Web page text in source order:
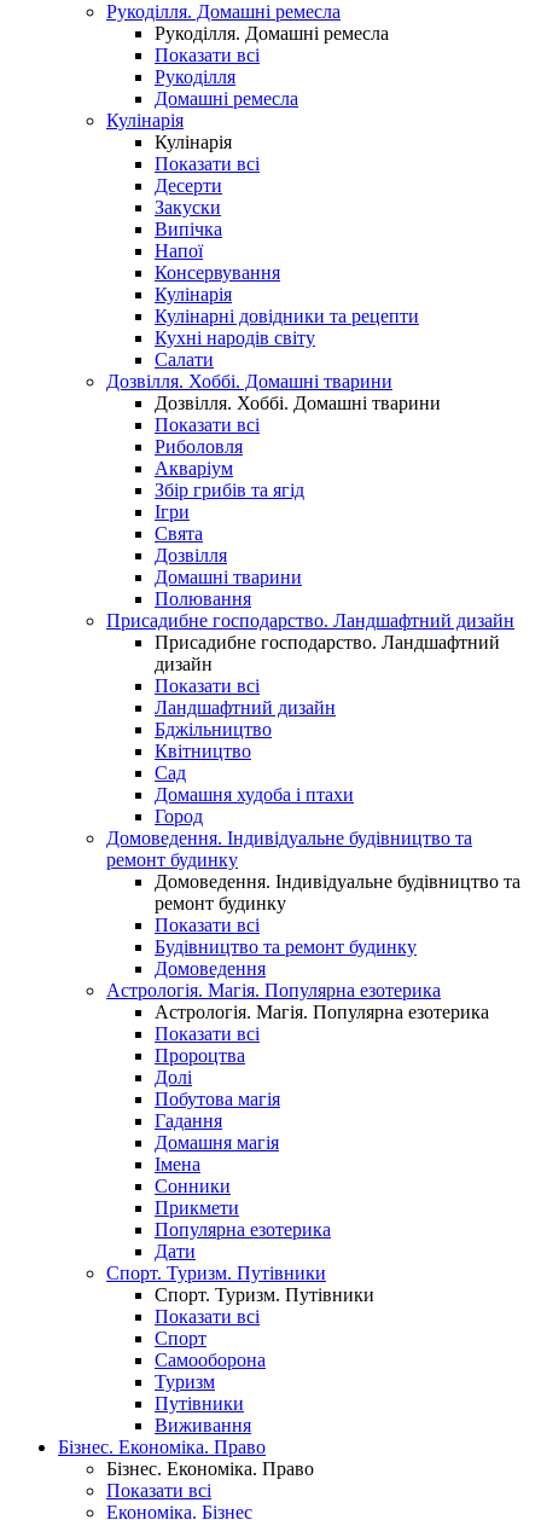
Рукоділля. Домашні ремесла
Рукоділля. Домашні ремесла
Показати всі
Рукоділля
Домашні ремесла
Кулінарія
Кулінарія
Показати всі
Десерти
Закуски
Випічка
Напої
Консервування
Кулінарія
Кулінарні довідники та рецепти
Кухні народів світу
Салати
Дозвілля. Хоббі. Домашні тварини
Дозвілля. Хоббі. Домашні тварини
Показати всі
Риболовля
Акваріум
Збір грибів та ягід
Ігри
Свята
Дозвілля
Домашні тварини
Полювання
Присадибне господарство. Ландшафтний дизайн
Присадибне господарство. Ландшафтний
дизайн
Показати всі
Ландшафтний дизайн
Бджільництво
Квітництво
Сад
Домашня худоба і птахи
Город
Домоведення. Індивідуальне будівництво та
ремонт будинку
Домоведення. Індивідуальне будівництво та
ремонт будинку
Показати всі
Будівництво та ремонт будинку
Домоведення
Астрологія. Магія. Популярна езотерика
Астрологія. Магія. Популярна езотерика
Показати всі
Пророцтва
Долі
Побутова магія
Гадання
Домашня магія
Імена
Сонники
Прикмети
Популярна езотерика
Дати
Спорт. Туризм. Путівники
Спорт. Туризм. Путівники
Показати всі
Спорт
Самооборона
Туризм
Путівники
Виживання
Бізнес. Економіка. Право
Бізнес. Економіка. Право
Показати всі
Економіка. Бізнес